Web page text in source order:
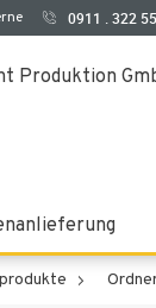
0911 . 322